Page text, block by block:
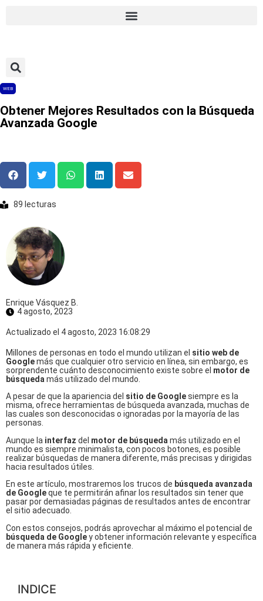
WEB
Obtener Mejores Resultados con la Búsqueda
Avanzada Google
89 lecturas
Enrique Vásquez B.
4 agosto, 2023
Actualizado el 4 agosto, 2023 16:08:29
Millones de personas en todo el mundo utilizan el sitio web de
Googlemás que cualquier otro servicio en línea, sin embargo, es
sorprendente cuánto desconocimiento existe sobre el motor de
búsqueda más utilizado del mundo.
A pesar de que la apariencia del sitio de Googlesiempre es la
misma, ofrece herramientas de búsqueda avanzada, muchas de
las cuales son desconocidas o ignoradas por la mayoría de las
personas.
Aunque la interfaz del motor de búsqueda más utilizado en el
mundo es siempre minimalista, con pocos botones, es posible
realizar búsquedas de manera diferente, más precisas y dirigidas
hacia resultados útiles.
En este artículo, mostraremos los trucos de búsqueda avanzada
de Googleque te permitirán afinar los resultados sin tener que
pasar por demasiadas páginas de resultados antes de encontrar
el sitio adecuado.
Con estos consejos, podrás aprovechar al máximo el potencial de
búsqueda de Googley obtener información relevante y específica
de manera más rápida y eficiente.
INDICE